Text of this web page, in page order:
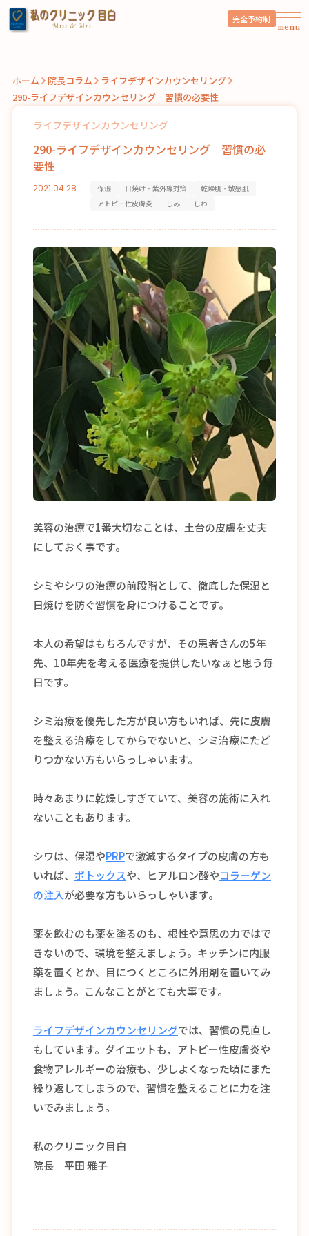
完全予約制
menu
ホーム 院長コラム
ライフデザインカウンセリング
290-ライフデザインカウンセリング 習慣の必要性
ライフデザインカウンセリング
290-ライフデザインカウンセリング 習慣の必
要性
2021.04.28 保湿 日焼け・紫外線対策
乾燥肌・敏感肌
アトピー性皮膚炎
しみ しわ
美容の治療で1番大切なことは、土台の皮膚を丈夫
にしておく事です。
シミやシワの治療の前段階として、徹底した保湿と
日焼けを防ぐ習慣を身につけることです。
本人の希望はもちろんですが、その患者さんの5年
先、10年先を考える医療を提供したいなぁと思う毎
日です。
シミ治療を優先した方が良い方もいれば、先に皮膚
を整える治療をしてからでないと、シミ治療にたど
りつかない方もいらっしゃいます。
時々あまりに乾燥しすぎていて、美容の施術に入れ
ないこともあります。
シワは、保湿やPRPで激減するタイプの皮膚の方も
いれば、 ボトックスや、ヒアルロン酸やコラーゲン
の注入が必要な方もいらっしゃいます。
薬を飲むのも薬を塗るのも、根性や意思の力ではで
きないので、環境を整えましょう。キッチンに内服
薬を置くとか、目につくところに外用剤を置いてみ
ましょう。こんなことがとても大事です。
ライフデザインカウンセリングでは、習慣の見直し
もしています。ダイエットも、アトピー性皮膚炎や
食物アレルギーの治療も、少しよくなった頃にまた
繰り返してしまうので、習慣を整えることに力を注
いでみましょう。
私のクリニック目白
院長 平田 雅子